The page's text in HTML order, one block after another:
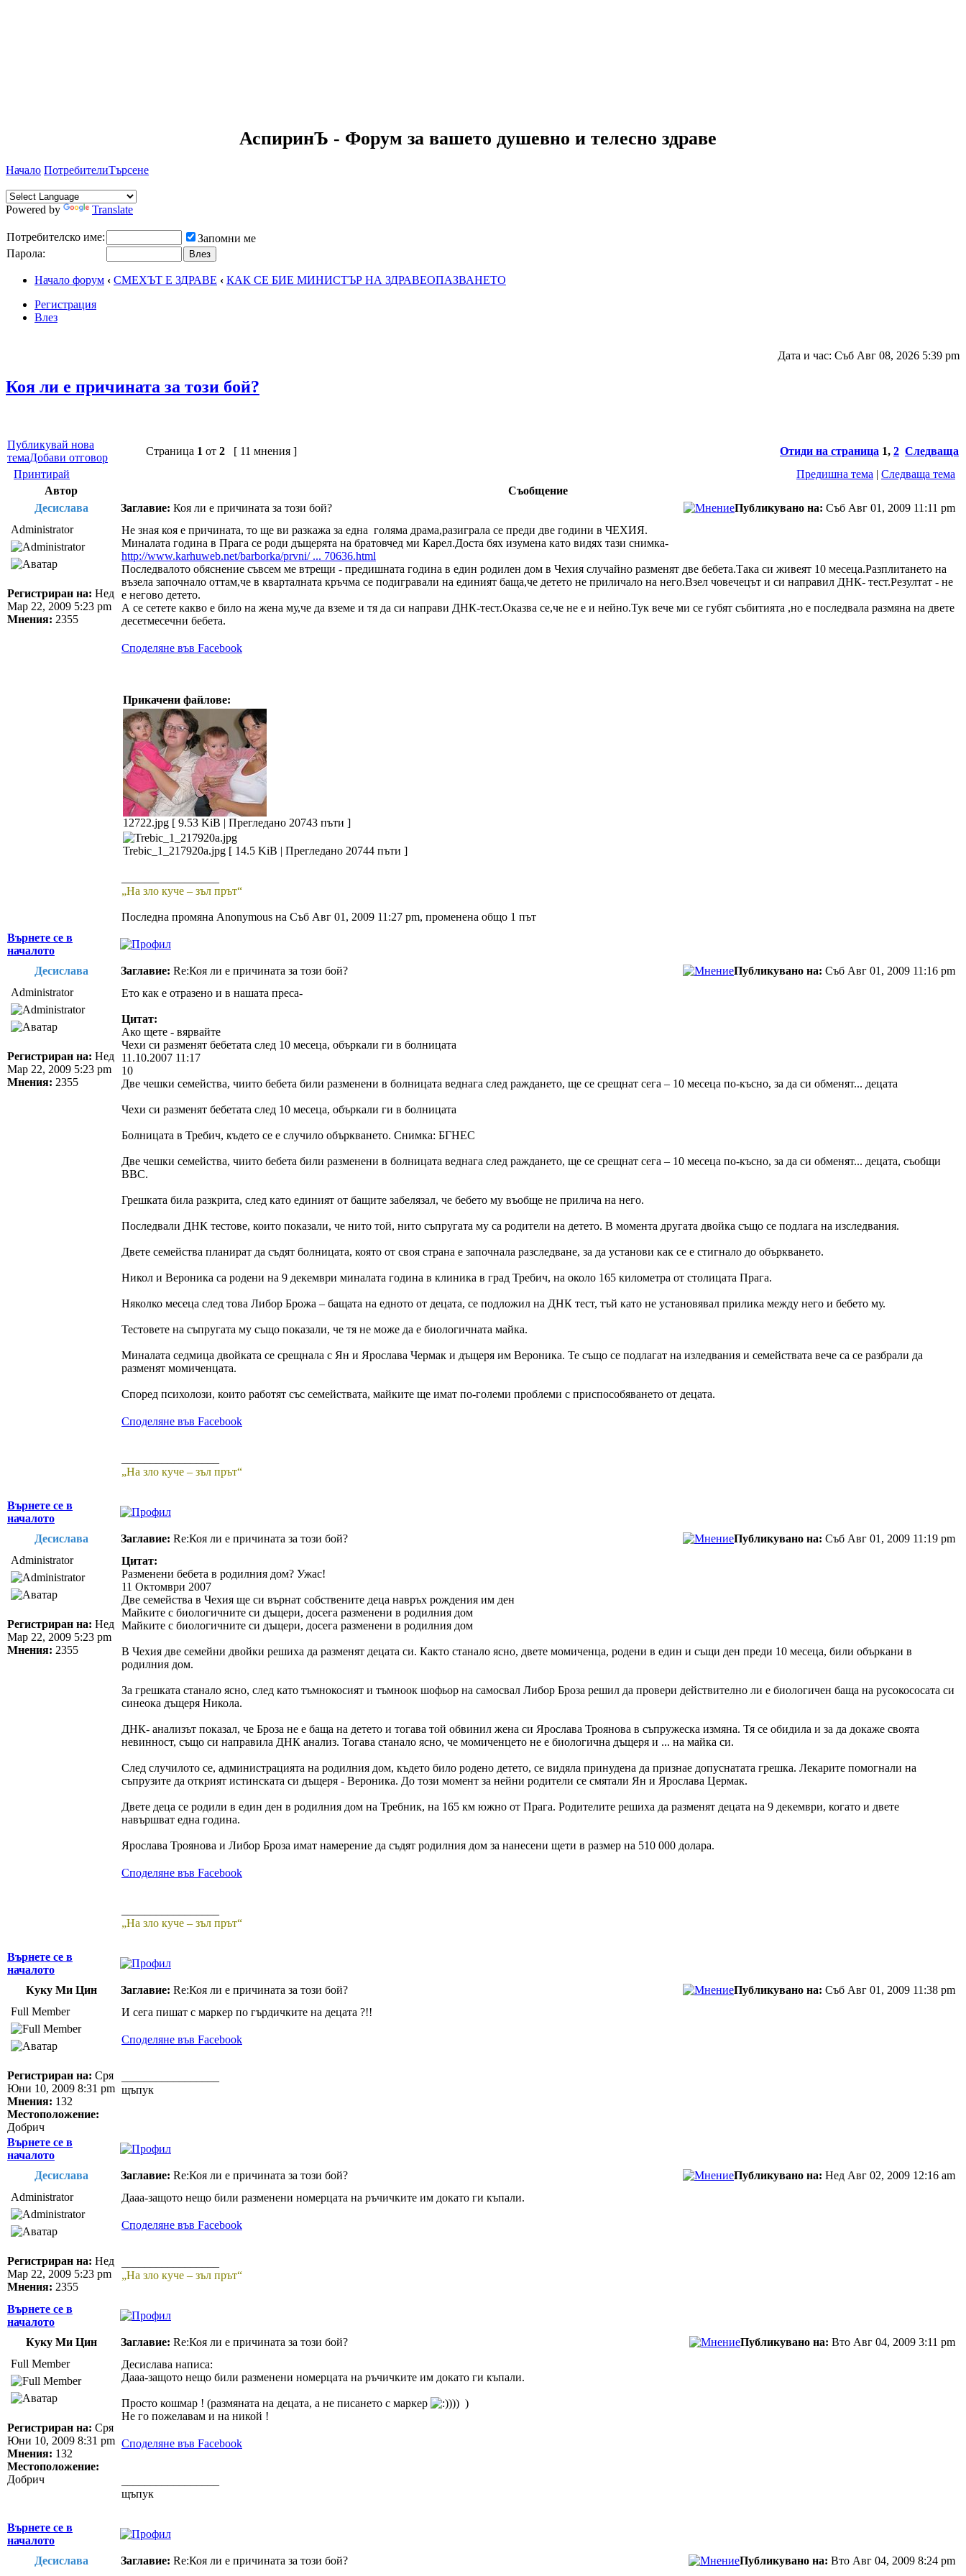
АспиринЪ - Форум за вашето душевно и телесно здраве
Начало ПотребителиТърсене
Powered by Translate
Потребителско име:
Запомни ме
Парола:
Начало форум ‹ СМЕХЪТ Е ЗДРАВЕ ‹ КАК СЕ БИЕ МИНИСТЪР НА ЗДРАВЕОПАЗВАНЕТО
Регистрация
Влез
Дата и час: Съб Авг 08, 2026 5:39 pm
Коя ли е причината за този бой?
Публикувай нова
темаДобави отговор
Страница 1 от 2 [ 11 мнения ] Отиди на страница 1, 2 Следваща
Принтирай
Предишна тема | Следваща тема
Автор
Съобщение
Десислава
Заглавие: Коя ли е причината за този бой? Публикувано на: Съб Авг 01, 2009 11:11 pm
Administrator
Регистриран на: Нед
Мар 22, 2009 5:23 pm
Мнения: 2355
Не зная коя е причината, то ще ви разкажа за една голяма драма,разиграла се преди две години в ЧЕХИЯ.
Миналата година в Прага се роди дъщерята на братовчед ми Карел.Доста бях изумена като видях тази снимка-
http://www.karhuweb.net/barborka/prvni/ ... 70636.html
Последвалото обяснение съвсем ме втрещи - предишната година в един родилен дом в Чехия случайно разменят две бебета.Така си живеят 10 месеца.Разплитането на
възела започнало оттам,че в кварталната кръчма се подигравали на единият баща,че детето не приличало на него.Взел човечецът и си направил ДНК- тест.Резултат - не
е негово детето.
А се сетете какво е било на жена му,че да вземе и тя да си направи ДНК-тест.Оказва се,че не е и нейно.Тук вече ми се губят събитията ,но е последвала размяна на двете
десетмесечни бебета.
Споделяне във Facebook
Прикачени файлове:
12722.jpg [ 9.53 KiB | Прегледано 20743 пъти ]
Trebic_1_217920a.jpg [ 14.5 KiB | Прегледано 20744 пъти ]
„На зло куче – зъл прът“
Последна промяна Anonymous на Съб Авг 01, 2009 11:27 pm, променена общо 1 път
Върнете се в
началото
Десислава
Заглавие: Re:Коя ли е причината за този бой? Публикувано на: Съб Авг 01, 2009 11:16 pm
Administrator
Регистриран на: Нед
Мар 22, 2009 5:23 pm
Мнения: 2355
Ето как е отразено и в нашата преса-
Цитат:
Ако щете - вярвайте
Чехи си разменят бебетата след 10 месеца, объркали ги в болницата
11.10.2007 11:17
10
Две чешки семейства, чиито бебета били разменени в болницата веднага след раждането, ще се срещнат сега – 10 месеца по-късно, за да си обменят... децата
Чехи си разменят бебетата след 10 месеца, объркали ги в болницата
Болницата в Требич, където се е случило объркването. Снимка: БГНЕС
Две чешки семейства, чиито бебета били разменени в болницата веднага след раждането, ще се срещнат сега – 10 месеца по-късно, за да си обменят... децата, съобщи
ВВС.
Грешката била разкрита, след като единият от бащите забелязал, че бебето му въобще не прилича на него.
Последвали ДНК тестове, които показали, че нито той, нито съпругата му са родители на детето. В момента другата двойка също се подлага на изследвания.
Двете семейства планират да съдят болницата, която от своя страна е започнала разследване, за да установи как се е стигнало до объркването.
Никол и Вероника са родени на 9 декември миналата година в клиника в град Требич, на около 165 километра от столицата Прага.
Няколко месеца след това Либор Брожа – бащата на едното от децата, се подложил на ДНК тест, тъй като не установявал прилика между него и бебето му.
Тестовете на съпругата му също показали, че тя не може да е биологичната майка.
Миналата седмица двойката се срещнала с Ян и Ярослава Чермак и дъщеря им Вероника. Те също се подлагат на изледвания и семействата вече са се разбрали да
разменят момиченцата.
Според психолози, които работят със семействата, майките ще имат по-големи проблеми с приспособяването от децата.
Споделяне във Facebook
„На зло куче – зъл прът“
Върнете се в
началото
Десислава
Заглавие: Re:Коя ли е причината за този бой? Публикувано на: Съб Авг 01, 2009 11:19 pm
Administrator
Регистриран на: Нед
Мар 22, 2009 5:23 pm
Мнения: 2355
Цитат:
Разменени бебета в родилния дом? Ужас!
11 Октомври 2007
Две семейства в Чехия ще си върнат собствените деца навръх рождения им ден
Майките с биологичните си дъщери, досега разменени в родилния дом
Майките с биологичните си дъщери, досега разменени в родилния дом
В Чехия две семейни двойки решиха да разменят децата си. Както станало ясно, двете момиченца, родени в един и същи ден преди 10 месеца, били объркани в
родилния дом.
За грешката станало ясно, след като тъмнокосият и тъмноок шофьор на самосвал Либор Броза решил да провери действително ли е биологичен баща на русокососата си
синеока дъщеря Никола.
ДНК- анализът показал, че Броза не е баща на детето и тогава той обвинил жена си Ярослава Троянова в съпружеска измяна. Тя се обидила и за да докаже своята
невинност, също си направила ДНК анализ. Тогава станало ясно, че момиченцето не е биологична дъщеря и ... на майка си.
След случилото се, администрацията на родилния дом, където било родено детето, се видяла принудена да признае допуснатата грешка. Лекарите помогнали на
съпрузите да открият истинската си дъщеря - Вероника. До този момент за нейни родители се смятали Ян и Ярослава Цермак.
Двете деца се родили в един ден в родилния дом на Требник, на 165 км южно от Прага. Родителите решиха да разменят децата на 9 декември, когато и двете
навършват една година.
Ярослава Троянова и Либор Броза имат намерение да съдят родилния дом за нанесени щети в размер на 510 000 долара.
Споделяне във Facebook
„На зло куче – зъл прът“
Върнете се в
началото
Куку Ми Цин
Заглавие: Re:Коя ли е причината за този бой? Публикувано на: Съб Авг 01, 2009 11:38 pm
Full Member
Регистриран на: Сря
Юни 10, 2009 8:31 pm
Мнения: 132
Местоположение:
Добрич
И сега пишат с маркер по гърдичките на децата ?!!
Споделяне във Facebook
щъпук
Върнете се в
началото
Десислава
Заглавие: Re:Коя ли е причината за този бой? Публикувано на: Нед Авг 02, 2009 12:16 am
Administrator
Регистриран на: Нед
Мар 22, 2009 5:23 pm
Мнения: 2355
Дааа-защото нещо били разменени номерцата на ръчичките им докато ги къпали.
Споделяне във Facebook
„На зло куче – зъл прът“
Върнете се в
началото
Куку Ми Цин
Заглавие: Re:Коя ли е причината за този бой? Публикувано на: Вто Авг 04, 2009 3:11 pm
Full Member
Регистриран на: Сря
Юни 10, 2009 8:31 pm
Мнения: 132
Местоположение:
Добрич
Десислава написа:
Дааа-защото нещо били разменени номерцата на ръчичките им докато ги къпали.
Просто кошмар ! (размяната на децата, а не писането с маркер
)) )
Не го пожелавам и на никой !
Споделяне във Facebook
щъпук
Върнете се в
началото
Десислава
Заглавие: Re:Коя ли е причината за този бой? Публикувано на: Вто Авг 04, 2009 8:24 pm